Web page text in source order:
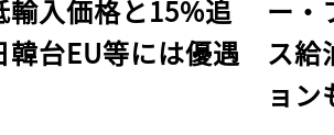
輸入価格と15%追
韓台EU等には優遇
ー・
ス給
ョン